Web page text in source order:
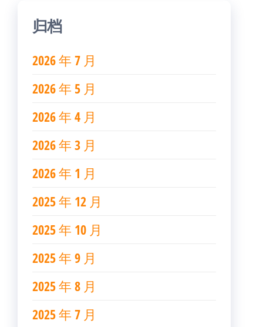
归档
2026 年 7 月
2026 年 5 月
2026 年 4 月
2026 年 3 月
2026 年 1 月
2025 年 12 月
2025 年 10 月
2025 年 9 月
2025 年 8 月
2025 年 7 月